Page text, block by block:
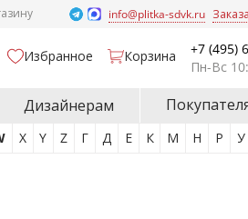
info@plitka-sdvk.ru
Избранное Корзина
+7 (495)
Пн-Вс
Дизайнерам
X Y Z Г Д Е К М Н Р У